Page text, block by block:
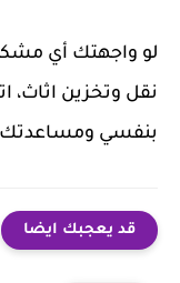
لو واجهتك أي
نقل وتخزين اثاث،
بنفسي ومساعدتك
قد يعجبك ايضا